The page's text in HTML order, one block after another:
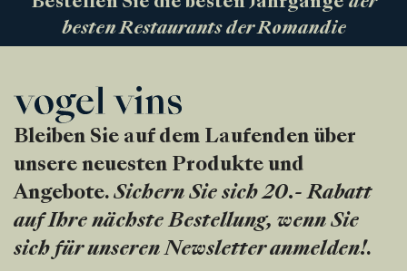
besten Restaurants der Romandie
Bleiben Sie auf dem Laufenden über
unsere neuesten Produkte und
Angebote. Sichern Sie sich 20.- Rabatt
auf Ihre nächste Bestellung, wenn Sie
sich für unseren Newsletter anmelden!.